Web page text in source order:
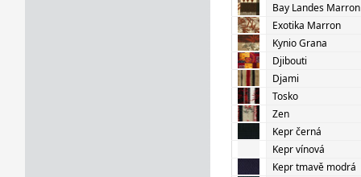
Bay Landes Marron
Exotika Marron
Kynio Grana
Djibouti
Djami
Tosko
Zen
Kepr černá
Kepr vínová
Kepr tmavě modrá